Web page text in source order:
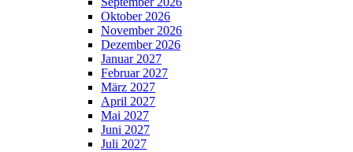
Oktober 2026
November 2026
Dezember 2026
Januar 2027
Februar 2027
März 2027
April 2027
Mai 2027
Juni 2027
Juli 2027